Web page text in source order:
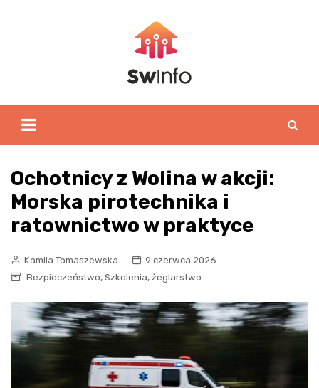
Ochotnicy z Wolina w akcji:
Morska pirotechnika i
ratownictwo w praktyce
Kamila Tomaszewska
9 czerwca 2026
Bezpieczeństwo, Szkolenia, żeglarstwo